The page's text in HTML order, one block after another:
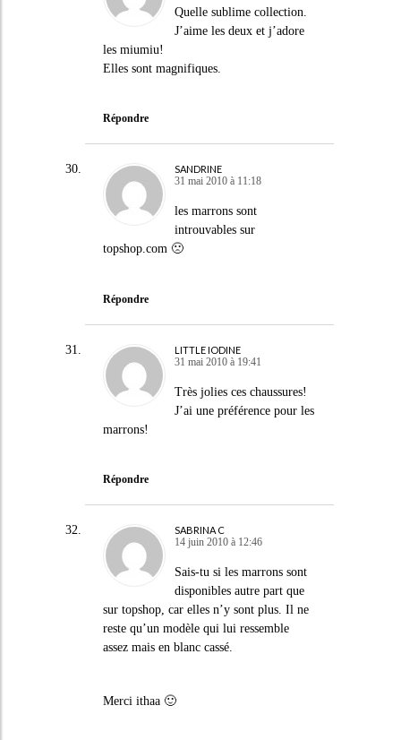
Quelle sublime collection.
J’aime les deux et j’adore
les miumiu!
Elles sont magnifiques.
Répondre
SANDRINE
31 mai 2010 à 11:18
les marrons sont
introuvables sur
topshop.com 🙁
Répondre
LITTLE IODINE
31 mai 2010 à 19:41
Très jolies ces chaussures!
J’ai une préférence pour les
marrons!
Répondre
SABRINA C
14 juin 2010 à 12:46
Sais-tu si les marrons sont
disponibles autre part que
sur topshop, car elles n’y sont plus. Il ne
reste qu’un modèle qui lui ressemble
assez mais en blanc cassé.
Merci ithaa 🙂